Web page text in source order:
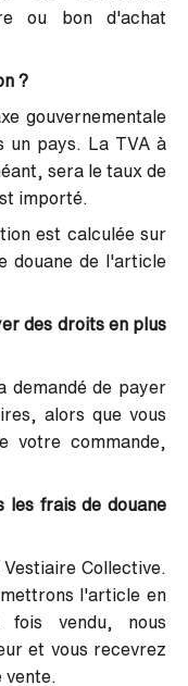
ou bon d'achat
?
gouvernementale
un pays. La TVA à
sera le taux de
importé.
est calculée sur
douane de l'article
des droits en plus
demandé de payer
alors que vous
commande,
les frais de douane
Collective.
l'article en
vendu, nous
et vous recevrez